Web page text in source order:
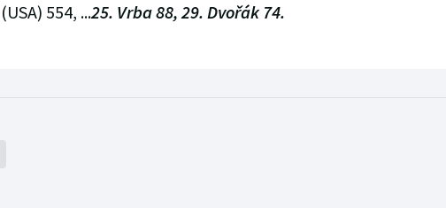
554, ...25. Vrba 88, 29. Dvořák 74.